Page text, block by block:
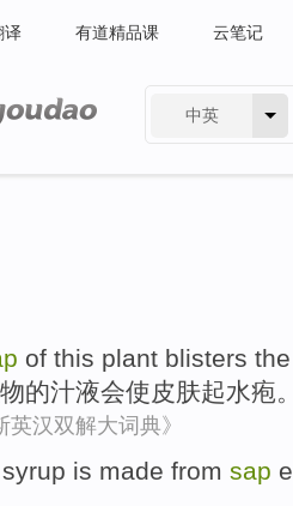
译 有道精品课 云笔记
中英
of this plant blisters
的汁液会使皮肤起水疱
英汉双解大词典》
syrup is made from sap